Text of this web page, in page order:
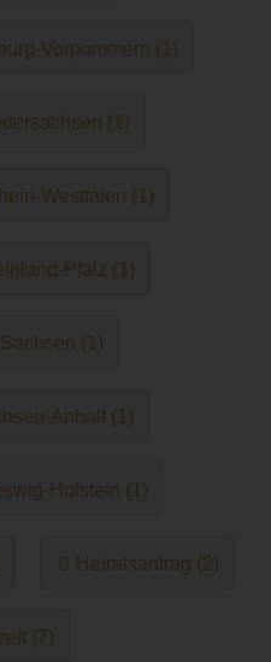
Vorpommern (1)
(1)
Westfalen (1)
Pfalz (1)
(1)
Anhalt (1)
Holstein (1)
Heiratsantrag (2)
(7)